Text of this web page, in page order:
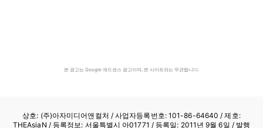
본 광고는 Google 애드센스 광고이며, 본 사이트와는 무관합니다.
상호: (주)아자미디어앤컬처 /사업자등록번호: 101-86-64640 / 제호:
THEAsiaN / 등록정보: 서울특별시 아01771 / 등록일: 2011년 9월 6일 / 발행